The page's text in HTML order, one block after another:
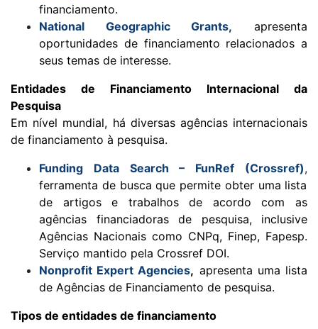
financiamento.
National Geographic Grants,
apresenta
oportunidades de financiamento relacionados a
seus temas de interesse.
Entidades de Financiamento Internacional da
Pesquisa
Em nível mundial, há diversas agências internacionais
de financiamento à pesquisa.
Funding Data Search – FunRef (Crossref),
ferramenta de busca que permite obter uma lista
de artigos e trabalhos de acordo com as
agências financiadoras de pesquisa, inclusive
Agências Nacionais como CNPq, Finep, Fapesp.
Serviço mantido pela Crossref DOI.
Nonprofit Expert Agencies, apresenta uma lista
de Agências de Financiamento de pesquisa.
Tipos de entidades de financiamento